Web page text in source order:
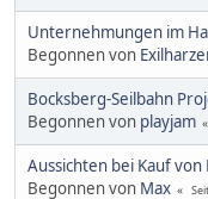
Unternehmungen im
Begonnen von
Bocksberg-Seilbahn
Begonnen von playjam
Aussichten bei Kauf
Begonnen von Max